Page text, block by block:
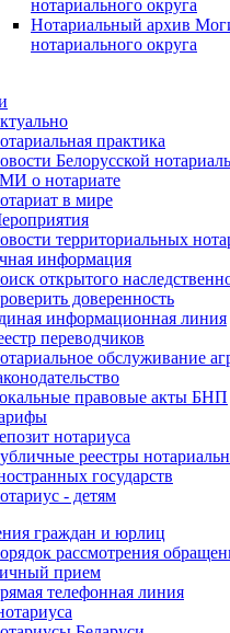
нотариального округа
Нотариальный архив
нотариального округа
практика
Белорусской
о нотариате
в мире
территориальных
информация
открытого
доверенность
информационная линия
переводчиков
обслуживание
правовые акты БНП
нотариуса
реестры
государств
- детям
граждан и юрлиц
рассмотрения
прием
телефонная линия